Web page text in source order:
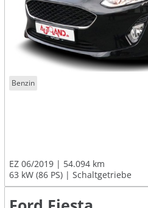
Benzin
EZ 06/2019
54.094 km
63 kW (86 PS)
Schaltgetriebe